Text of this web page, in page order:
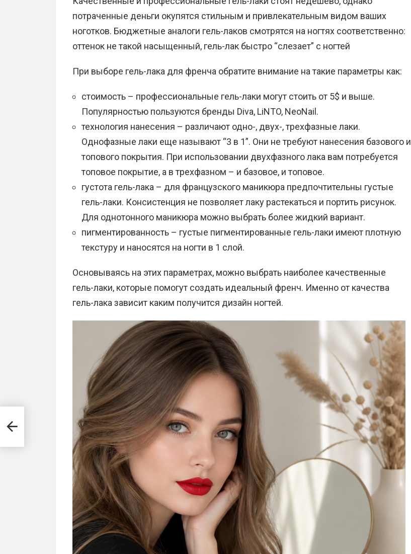
потраченные деньги окупятся стильным и привлекательным видом ваших
ноготков. Бюджетные аналоги гель-лаков смотрятся на ногтях соответственно:
оттенок не такой насыщенный, гель-лак быстро “слезает” с ногтей
При выборе гель-лака для френча обратите внимание на такие параметры как:
стоимость – профессиональные гель-лаки могут стоить от 5$ и выше.
Популярностью пользуются бренды Diva, LiNTO, NeoNail.
технология нанесения – различают одно-, двух-, трехфазные лаки.
Однофазные лаки еще называют “3 в 1”. Они не требуют нанесения базового и
топового покрытия. При использовании двухфазного лака вам потребуется
топовое покрытие, а в трехфазном – и базовое, и топовое.
густота гель-лака – для французского маникюра предпочтительны густые
гель-лаки. Консистенция не позволяет лаку растекаться и портить рисунок.
Для однотонного маникюра можно выбрать более жидкий вариант.
пигментированность – густые пигментированные гель-лаки имеют плотную
текстуру и наносятся на ногти в 1 слой.
Основываясь на этих параметрах, можно выбрать наиболее качественные
гель-лаки, которые помогут создать идеальный френч. Именно от качества
гель-лака зависит каким получится дизайн ногтей.